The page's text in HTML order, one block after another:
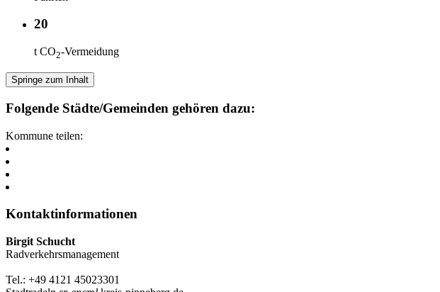
20
t CO2-Vermeidung
Springe zum Inhalt
Folgende Städte/Gemeinden gehören dazu:
Kommune teilen:
Kontaktinformationen
Birgit Schucht
Radverkehrsmanagement
Tel.: +49 4121 45023301